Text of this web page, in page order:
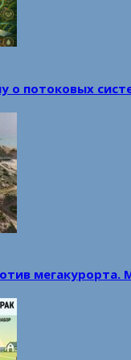
о потоковых
мегакурорта.